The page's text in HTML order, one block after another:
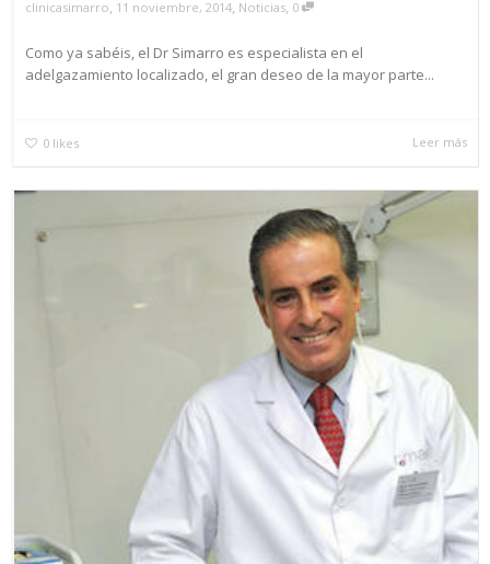
clinicasimarro, 11 noviembre, 2014, Noticias, 0
Como ya sabéis, el Dr Simarro es especialista en el
adelgazamiento localizado, el gran deseo de la mayor parte...
0 likes Leer más